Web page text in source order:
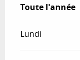
Toute l'année
Toute l'année
Lundi